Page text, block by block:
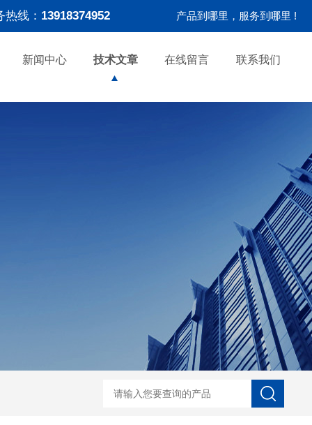
热线： 13918374952 产品到哪里，服务到哪里 !
新闻中心 技术文章 在线留言 联系我们
型口服液联动生产线 洗、烘、灌、封联动生产线 对开门干燥灭菌烘箱